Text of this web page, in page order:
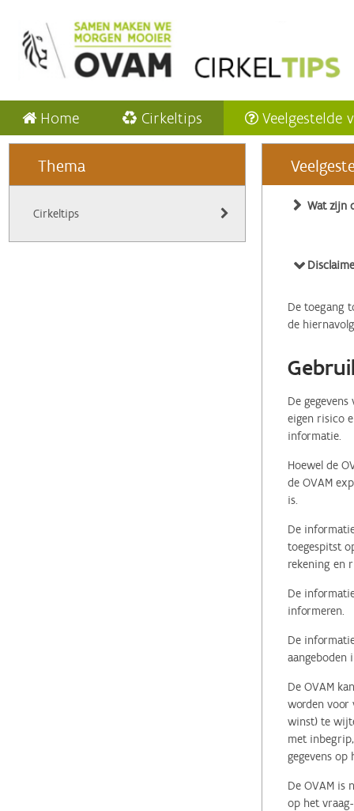
Home Cirkeltips Veelgestelde
Thema
Cirkeltips
Wat zijn
De toegang
de
De
eigen risico
informatie.
Hoewel de
de OVAM
is.
De
toegespitst
rekening en
De
informeren.
De
aangeboden
De OVAM
worden voor
winst) te
met
gegevens
De OVAM is
op het